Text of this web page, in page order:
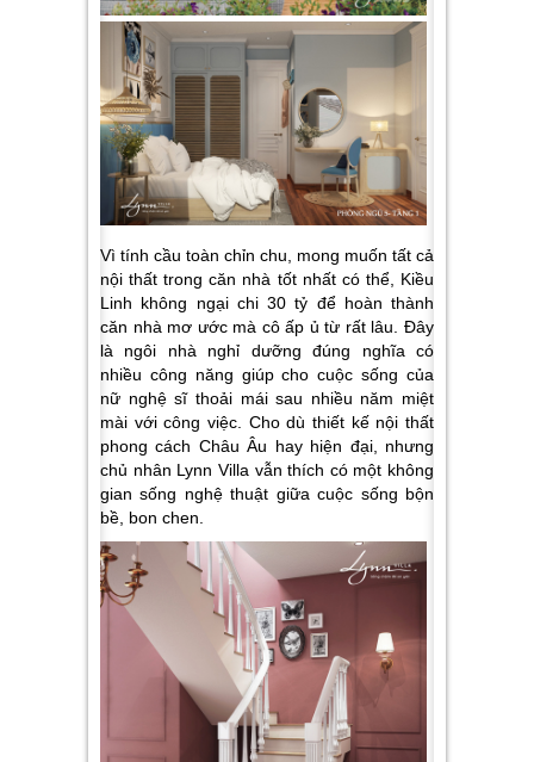
Vì tính cầu toàn chỉn chu, mong muốn tất cả
nội thất trong căn nhà tốt nhất có thể, Kiều
Linh không ngại chi 30 tỷ để hoàn thành
căn nhà mơ ước mà cô ấp ủ từ rất lâu. Đây
là ngôi nhà nghỉ dưỡng đúng nghĩa có
nhiều công năng giúp cho cuộc sống của
nữ nghệ sĩ thoải mái sau nhiều năm miệt
mài với công việc. Cho dù thiết kế nội thất
phong cách Châu Âu hay hiện đại, nhưng
chủ nhân Lynn Villa vẫn thích có một không
gian sống nghệ thuật giữa cuộc sống bộn
bề, bon chen.